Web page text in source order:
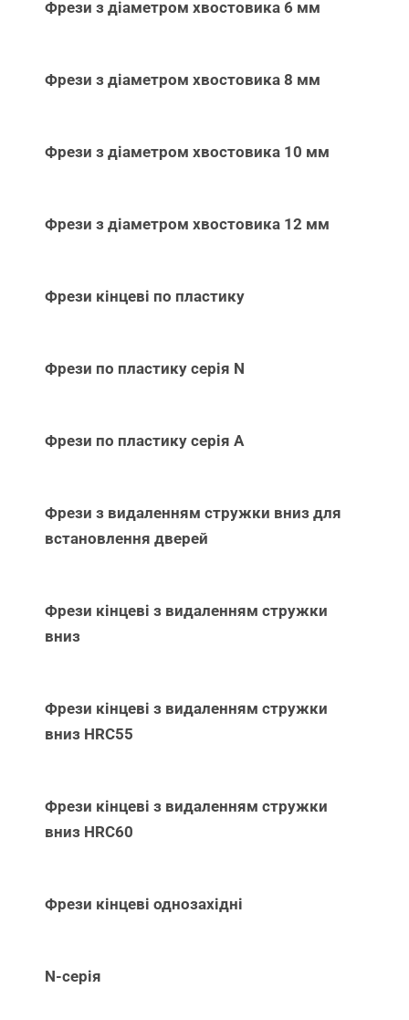
Фрези з діаметром хвостовика 6 мм
Фрези з діаметром хвостовика 8 мм
Фрези з діаметром хвостовика 10 мм
Фрези з діаметром хвостовика 12 мм
Фрези кінцеві по пластику
Фрези по пластику серія N
Фрези по пластику серія А
Фрези з видаленням стружки вниз для
встановлення дверей
Фрези кінцеві з видаленням стружки
вниз
Фрези кінцеві з видаленням стружки
вниз НRC55
Фрези кінцеві з видаленням стружки
вниз НRC60
Фрези кінцеві однозахідні
N-серія